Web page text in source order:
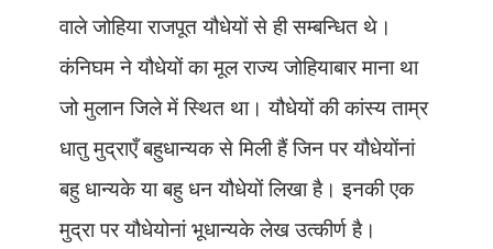
वाले जोहिया राजपूत यौधेयों से ही सम्बन्धित थे।
कंनिघम ने यौधेयों का मूल राज्य जोहियाबार माना था
जो मुलान जिले में स्थित था। यौधेयों की कांस्य ताम्र
धातु मुद्राएँ बहुधान्यक से मिली हैं जिन पर यौधेयोंनां
बहु धान्यके या बहु धन यौधेयों लिखा है। इनकी एक
मुद्रा पर यौधेयोनां भूधान्यके लेख उत्कीर्ण है।